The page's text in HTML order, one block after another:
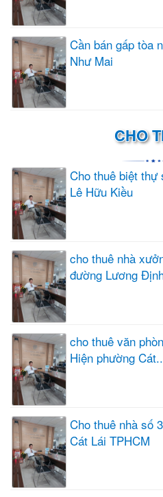
Cần bán gấp tòa
Như Mai
CHO
Cho thuê biệt
Lê Hữu Kiều
cho thuê nhà
đường Lương
cho thuê văn
Hiện phường
Cho thuê nhà số
Cát Lái TPHCM